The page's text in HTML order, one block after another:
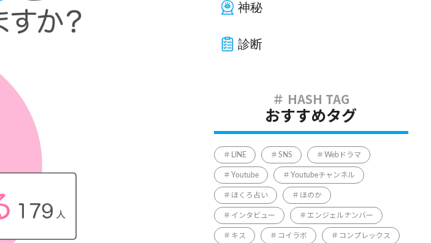
神秘
診断
おすすめタグ
LINE SNS Webドラマ
Youtube Youtubeチャンネル
ほくろ占い ほのか
インタビュー エンジェルナンバー
キス コイラボ コンプレックス